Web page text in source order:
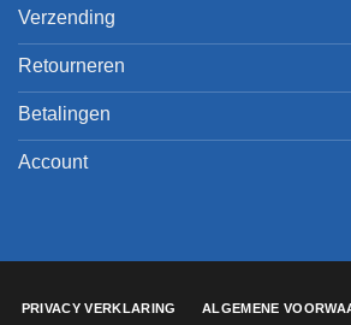
Verzending
Retourneren
Betalingen
Account
PRIVACY VERKLARING ALGEMENE